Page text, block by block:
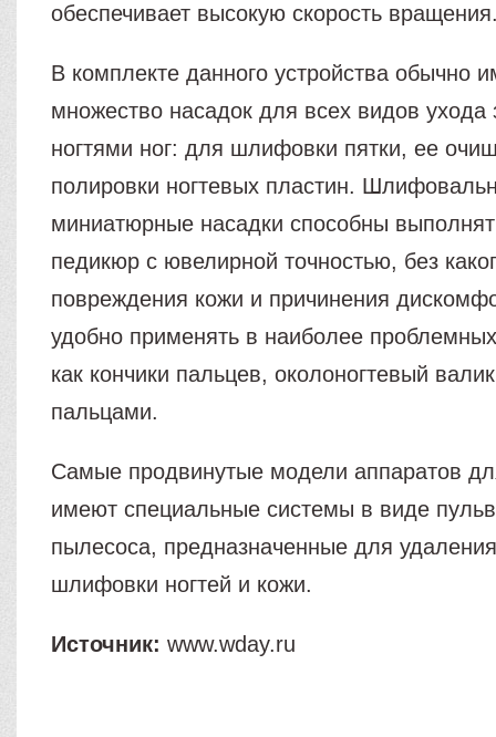
обеспечивает высокую скорость
В комплекте данного устройства обычно
множество насадок для всех видов ухода
ногтями ног: для шлифовки пятки, ее
полировки ногтевых пластин.
миниатюрные насадки способны
педикюр с ювелирной точностью, без
повреждения кожи и причинения
удобно применять в наиболее
как кончики пальцев, околоногтевый
пальцами.
Самые продвинутые модели аппаратов
имеют специальные системы в виде
пылесоса, предназначенные для
шлифовки ногтей и кожи.
Источник: www.wday.ru